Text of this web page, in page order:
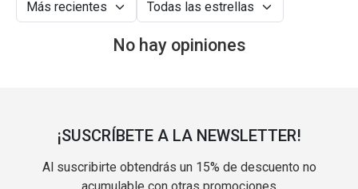
No hay opiniones
¡SUSCRÍBETE A LA NEWSLETTER!
Al suscribirte obtendrás un 15% de descuento no